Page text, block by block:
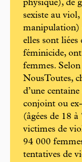
physique), de
sexiste au
manipulation)
elles sont liées
féminicide,
femmes.
NousToutes,
d’une
conjoint ou
(âgées de 18
victimes de
94 000
tentatives de